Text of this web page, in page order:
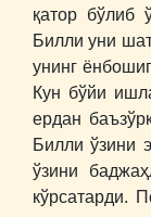
қатор бўлиб
Билли уни
унинг
Кун бўйи
ердан
Билли ўзини
ўзини
кўрсатарди.